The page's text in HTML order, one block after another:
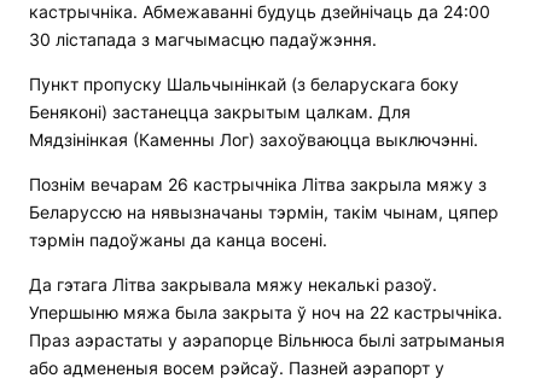
кастрычніка. Абмежаванні будуць дзейнічаць да 24:00
30 лістапада з магчымасцю падаўжэння.
Пункт пропуску Шальчынінкай (з беларускага боку
Беняконі) застанецца закрытым цалкам. Для
Мядзінінкая (Каменны Лог) захоўваюцца выключэнні.
Познім вечарам 26 кастрычніка Літва закрыла мяжу з
Беларуссю на нявызначаны тэрмін, такім чынам, цяпер
тэрмін падоўжаны да канца восені.
Да гэтага Літва закрывала мяжу некалькі разоў.
Упершыню мяжа была закрыта ў ноч на 22 кастрычніка.
Праз аэрастаты у аэрапорце Вільнюса былі затрыманыя
або адмененыя восем рэйсаў. Пазней аэрапорт у